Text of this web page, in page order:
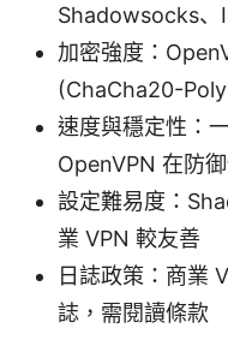
Shadowsocks、
加密強度：
(ChaCha20-
速度與穩定性：
OpenVPN 在防
設定難易度：
業 VPN 較友善
日誌政策：商業
誌，需閱讀條款